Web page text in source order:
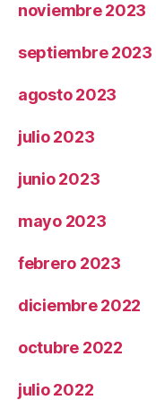
noviembre 2023
septiembre 2023
agosto 2023
julio 2023
junio 2023
mayo 2023
febrero 2023
diciembre 2022
octubre 2022
julio 2022